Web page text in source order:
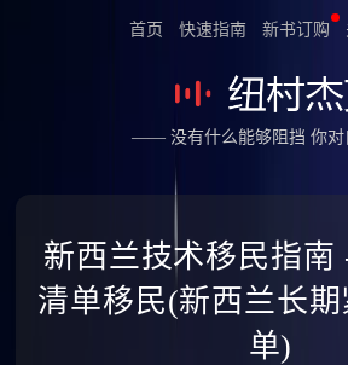
首页 快速指南 新书订购
—— 没有什么能够阻挡 你对
新西兰技术移民指南
清单移民(新西兰长
单)